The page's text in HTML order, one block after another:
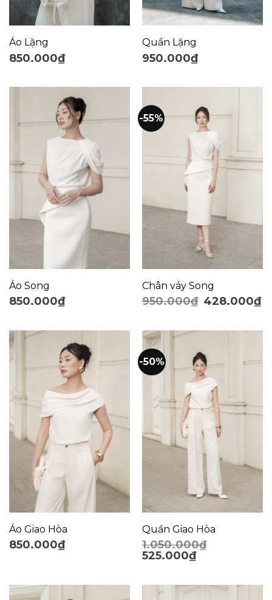
Áo Lặng
850.000₫
Quần Lặng
950.000₫
Áo Song
850.000₫
-55%
Chân váy Song
950.000₫ 428.000₫
Áo Giao Hòa
850.000₫
-50%
Quần Giao Hòa
1.050.000₫
525.000₫